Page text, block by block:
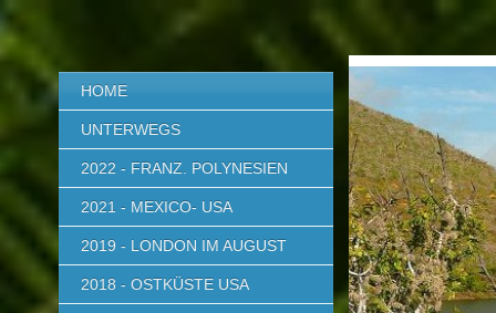
HOME
UNTERWEGS
2022 - FRANZ. POLYNESIEN
2021 - MEXICO- USA
2019 - LONDON IM AUGUST
2018 - OSTKÜSTE USA